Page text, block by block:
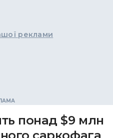
реклами
понад $9 млн